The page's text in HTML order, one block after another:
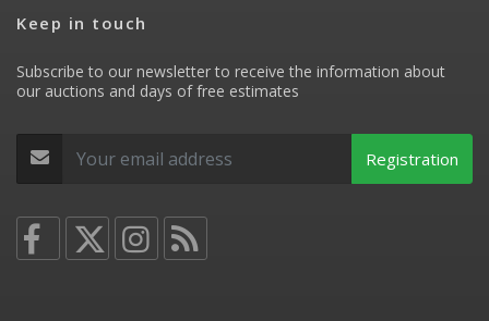
Keep in touch
Subscribe to our newsletter to receive the information about
our auctions and days of free estimates
Registration